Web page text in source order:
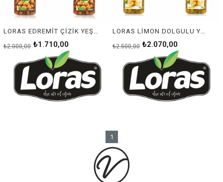
₺1.710,00
₺2.000,00 ₺2.070,00
₺2.500,00
1